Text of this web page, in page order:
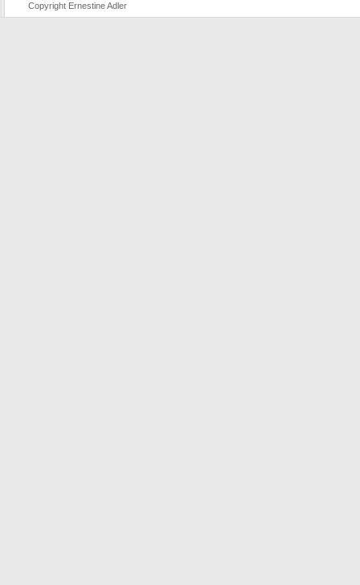
Copyright Ernestine Adler